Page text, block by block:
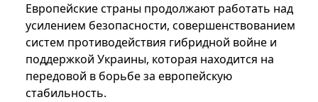
Европейские страны продолжают работать над
усилением безопасности, совершенствованием
систем противодействия гибридной войне и
поддержкой Украины, которая находится на
передовой в борьбе за европейскую
стабильность.